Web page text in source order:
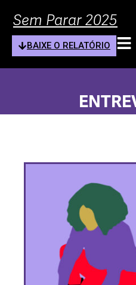
Sem Parar 2025
BAIXE O RELATÓRIO